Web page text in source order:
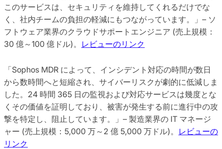
このサービスは、セキュリティを維持してくれるだけでな
く、社内チームの負担の軽減にもつながっています。」– ソ
フトウェア業界のクラウドサポートエンジニア (売上規模：
30 億～100 億ドル)。 レビューのリンク
「Sophos MDR によって、インシデント対応の時間が数日
から数時間へと短縮され、サイバーリスクが劇的に低減しま
した。24 時間 365 日の監視および対応サービスは幾度とな
くその価値を証明しており、被害が発生する前に進行中の攻
撃を特定し、阻止しています。」– 製造業界の IT マネージ
ャー (売上規模：5,000 万～2 億 5,000 万ドル)。 レビューの
リンク